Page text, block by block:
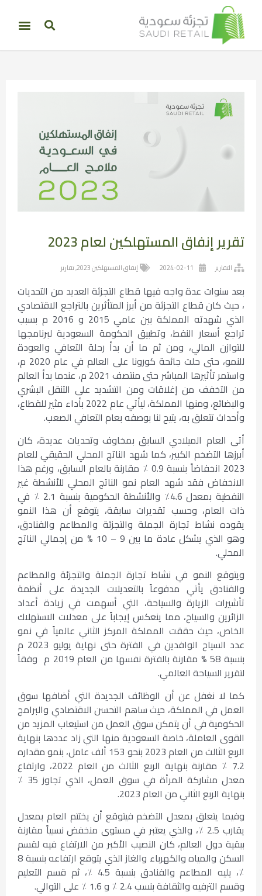
تقرير إنفاق المستهلكين لعام 2023
التقارير 2024-02-11 إنفاق المستهلكين 2023 ,تقارير
بعد سنوات عدة واجه فيها قطاع التجزئة العديد من التحديات
، حيث كان قطاع التجزئة من أبرز المتأثرين بالتراجع الاقتصادي
الذي شهدته المملكة بين عامي 2015 و 2016 م بسبب
تراجع أسعار النفط، وتطبيق الحكومة السعودية لبرنامجها
للتوازن المالي، ومن ثم ما أن بدأ رحلة التعافي والعودة
للنمو، حتى حلت جائحة كورونا على العالم في عام 2020 م،
واستمر تأثيرها المباشر حتى منتصف 2021 م، عندما بدأ العالم
من التخفف من إغلاقات ومن التشديد على التنقل البشري
والبضائع، ومنها المملكة، ليأتي عام 2022 بأداء مثير للقطاع،
وأحداث تتعلق به، يتيح لنا بوصفه بعام التعافي الصعب.
أتى العام الميلادي السابق بمخاوف وتحديات عديدة، كان
أبرزها التضخم الكبير، كما شهد الناتج المحلي الحقيقي للعام
2023 انخفاضاً بنسبة 0.9 ٪ مقارنة بالعام السابق، ورغم هذا
الانخفاض فقد شهد العام نمو الناتج المحلي للأنشطة غير
النفطية بمعدل 4.6٪ والأنشطة الحكومية بنسبة 2.1 ٪ في
ذات العام، وحسب تقديرات سابقة، يتوقع أن هذا النمو
يقوده نشاط تجارة الجملة والتجزئة والمطاعم والفنادق،
وهو الذي يشكل عادة ما بين 9 – 10 % من إجمالي الناتج
المحلي.
ويتوقع النمو في نشاط تجارة الجملة والتجزئة والمطاعم
والفنادق يأتي مدفوعاً بالتعديلات الجديدة على أنظمة
تأشيرات الزيارة والسياحة، التي أسهمت في زيادة أعداد
الزائرين والسياح، مما ينعكس إيجاباً على معدلات الاستهلاك
الخاص، حيث حققت المملكة المركز الثاني عالمياً في نمو
عدد السياح الوافدين في الفترة حتى نهاية يوليو 2023 م
بنسبة 58 % مقارنة بالفترة نفسها من العام 2019 م وفقاً
لتقرير السياحة العالمي.
كما لا نغفل عن أن الوظائف الجديدة التي أضافها سوق
العمل في المملكة، حيث ساهم التحسن الاقتصادي والبرامج
الحكومية في أن يتمكن سوق العمل من استيعاب المزيد من
القوى العاملة، خاصة السعودية منها التي زاد عددها بنهاية
الربع الثالث من العام 2023 بنحو 153 ألف عامل، بنمو مقداره
7.2 ٪ مقارنة بنهاية الربع الثالث من العام 2022، وارتفاع
معدل مشاركة المرأة في سوق العمل، الذي تجاوز 35 ٪
بنهاية الربع الثاني من العام 2023.
وفيما يتعلق بمعدل التضخم فيتوقع أن يختتم العام بمعدل
يقارب 2.5 ٪، والذي يعتبر في مستوى منخفض نسبياً مقارنة
ببقية دول العالم، كان النصيب الأكبر من الارتفاع فيه لقسم
السكن والمياه والكهرباء والغاز الذي يتوقع ارتفاعه بنسبة 8
٪، يليه المطاعم والفنادق بنسبة 4.5 ٪، ثم قسم التعليم
وقسم الترفيه والثقافة بنسب 2.4 ٪ و 1.6 ٪ على التوالي.